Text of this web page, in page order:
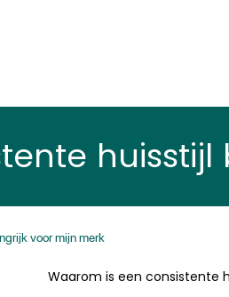
voor mijn merk
Waarom is een consistente